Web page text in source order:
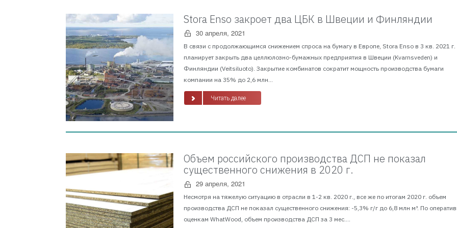
Stora Enso закроет два ЦБК в Швеции и Финляндии
30 апреля, 2021
В связи с продолжающимся снижением спроса на бумагу в Европе, Stora Enso в 3 кв. 2021 г.
планирует закрыть два целлюлозно-бумажных предприятия в Швеции (Kvarnsveden) и
Финляндии (Veitsiluoto). Закрытие комбинатов сократит мощность производства бумаги
компании на 35% до 2,6 млн...
Читать далее
Объем российского производства ДСП не показал
существенного снижения в 2020 г.
29 апреля, 2021
Несмотря на тяжелую ситуацию в отрасли в 1-2 кв. 2020 г., все же по итогам 2020 г. объем
производства ДСП не показал существенного снижения: -5,3% г/г до 6,8 млн м³. По
оценкам WhatWood, объем производства ДСП за 3 мес....